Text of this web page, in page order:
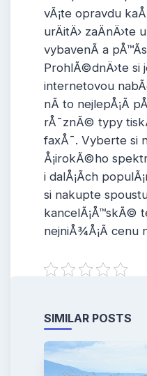
vÃ¡te opravdu
urÄitÄ› zaÄnÄ›te
vybavenÃ­ a
ProhlÃ©dnÄ›te si
internetovou
nÃ­ to nejlepÅ¡Ã­
rÅ¯znÃ© typy
faxÅ¯. Vyberte si
Å¡irokÃ©ho
i dalÅ¡Ã­ch
si nakupte
kancelÃ¡Å™skÃ©
nejniÅ¾Å¡Ã­ cenu
SIMILAR POSTS